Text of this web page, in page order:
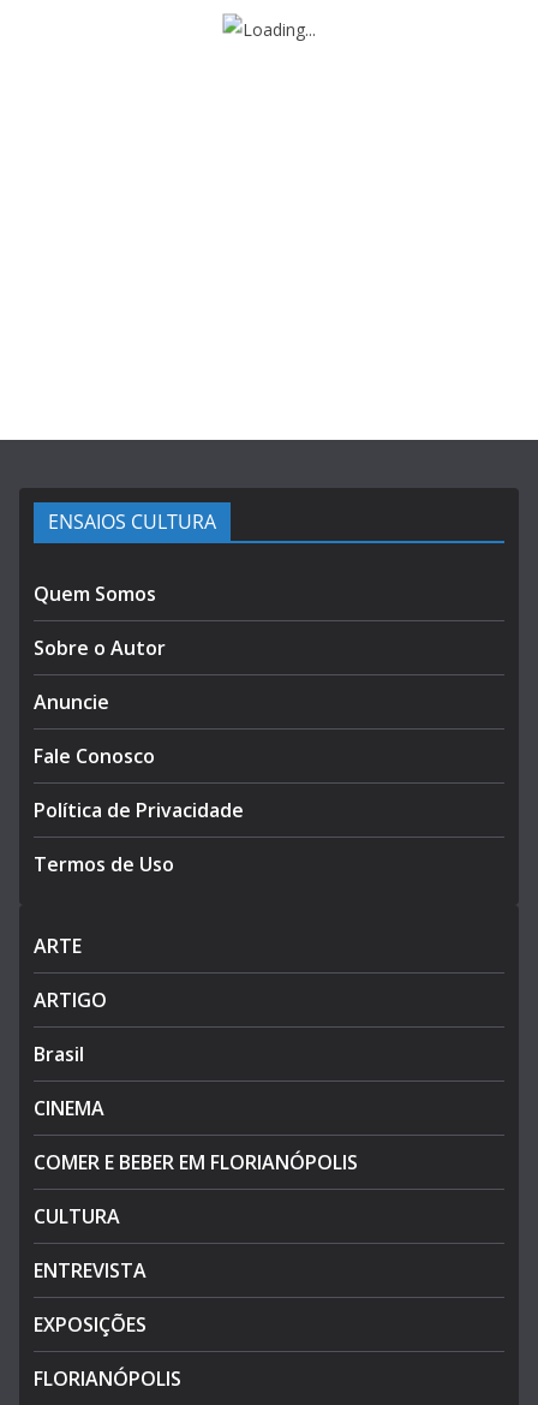
ENSAIOS CULTURA
Quem Somos
Sobre o Autor
Anuncie
Fale Conosco
Política de Privacidade
Termos de Uso
ARTE
ARTIGO
Brasil
CINEMA
COMER E BEBER EM FLORIANÓPOLIS
CULTURA
ENTREVISTA
EXPOSIÇÕES
FLORIANÓPOLIS